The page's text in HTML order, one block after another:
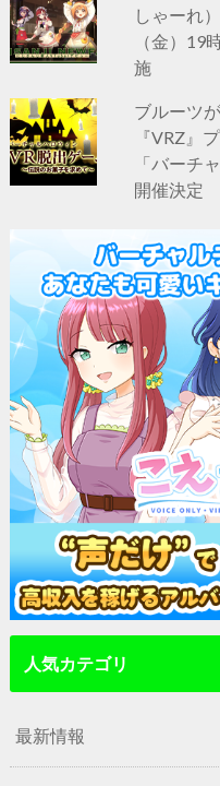
しゃーれ
（金）19
施
ブルーツ
『VRZ』
「バーチ
開催決定
人気カテゴリ
最新情報